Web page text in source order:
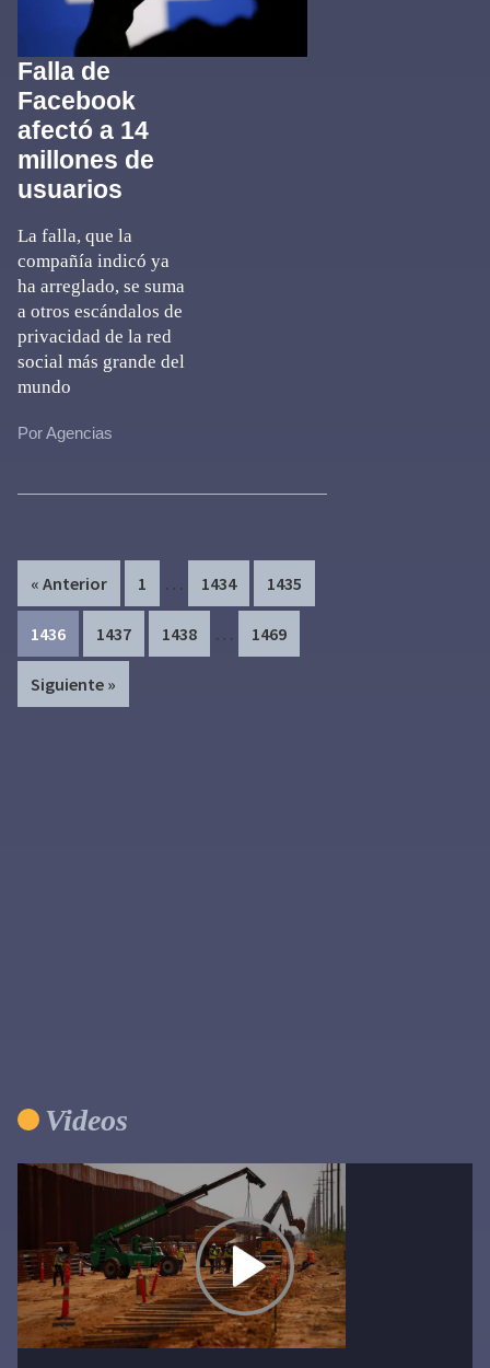
Falla de
Facebook
afectó a 14
millones de
usuarios
La falla, que la
compañía indicó ya
ha arreglado, se suma
a otros escándalos de
privacidad de la red
social más grande del
mundo
Por Agencias
« Anterior Page
1
Interim
pages
omitted
… Page
1434 Page
1435
Page
1436 Page
1437 Page
1438
Interim
pages
… Page
1469
Siguiente »
Videos